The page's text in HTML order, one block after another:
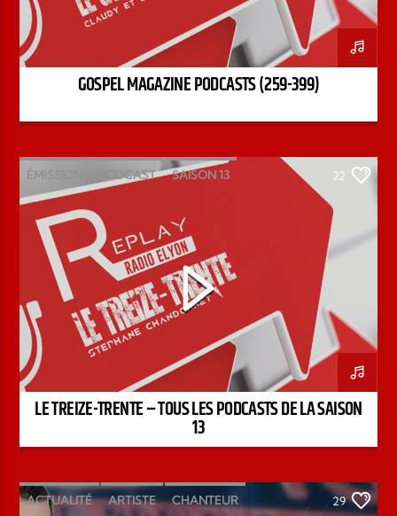
GOSPEL MAGAZINE PODCASTS (259-399)
ÉMISSION PODCAST SAISON 13
STÉPHANE CHANDONNET
22
LE TREIZE-TRENTE – TOUS LES PODCASTS DE LA SAISON
13
ACTUALITÉ ARTISTE CHANTEUR 29